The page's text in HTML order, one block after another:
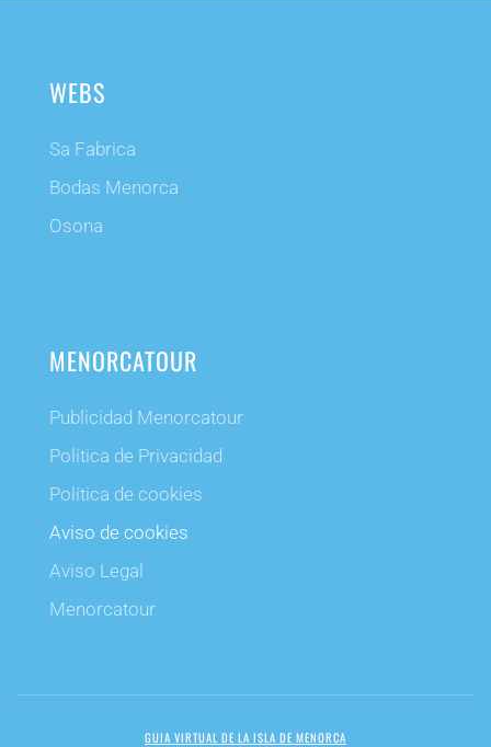
WEBS
Sa Fabrica
Bodas Menorca
Osona
MENORCATOUR
Publicidad Menorcatour
Política de Privacidad
Política de cookies
Aviso de cookies
Aviso Legal
Menorcatour
GUIA VIRTUAL DE LA ISLA DE MENORCA